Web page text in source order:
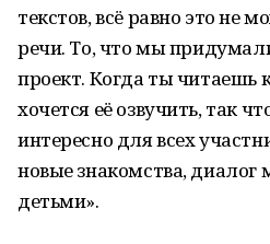
текстов, всё равно это не
речи. То, что мы
проект. Когда ты читаешь
хочется её озвучить, так
интересно для всех
новые знакомства,
детьми».